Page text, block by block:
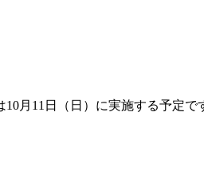
月11日（日）に実施する予定で